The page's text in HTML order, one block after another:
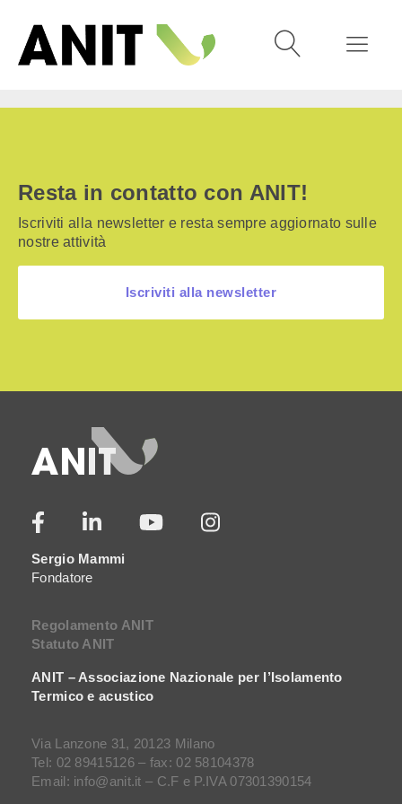
Resta in contatto con ANIT!
Iscriviti alla newsletter e resta sempre aggiornato sulle
nostre attività
Iscriviti alla newsletter
Sergio Mammi
Fondatore
Regolamento ANIT
Statuto ANIT
ANIT – Associazione Nazionale per l’Isolamento
Termico e acustico
Via Lanzone 31, 20123 Milano
Tel: 02 89415126 – fax: 02 58104378
Email: info@anit.it – C.F e P.IVA 07301390154